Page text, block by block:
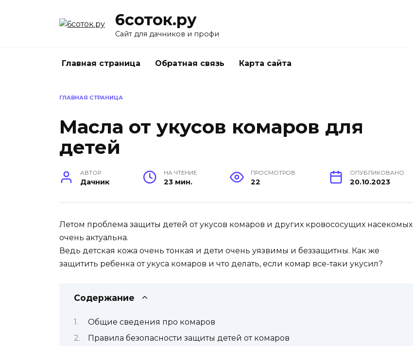
6соток.ру
Сайт для дачников и профи
Главная страница Обратная связь Карта сайта
ГЛАВНАЯ СТРАНИЦА
Масла от укусов комаров для
детей
АВТОР
Дачник
НА ЧТЕНИЕ
23 мин.
ПРОСМОТРОВ
22
ОПУБЛИКОВАНО
20.10.2023
Летом проблема защиты детей от укусов комаров и других кровососущих насекомых
очень актуальна.
Ведь детская кожа очень тонкая и дети очень уязвимы и беззащитны. Как же
защитить ребенка от укуса комаров и что делать, если комар все-таки укусил?
Содержание
Общие сведения про комаров
Правила безопасности защиты детей от комаров